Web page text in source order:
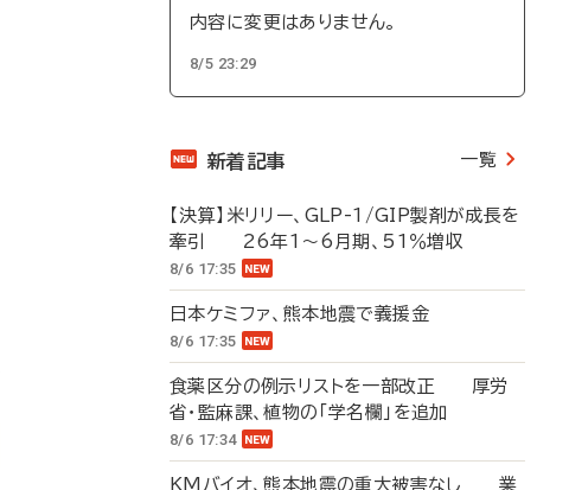
内容に変更はありません。
8/5 23:29
新着記事 一覧
【決算】米リリー、GLP-1/GIP製剤が成長を
牽引 26年1～6月期、51％増収
8/6 17:35
日本ケミファ、熊本地震で義援金
8/6 17:35
食薬区分の例示リストを一部改正 厚労
省・監麻課、植物の「学名欄」を追加
8/6 17:34
KMバイオ、熊本地震の重大被害なし 業